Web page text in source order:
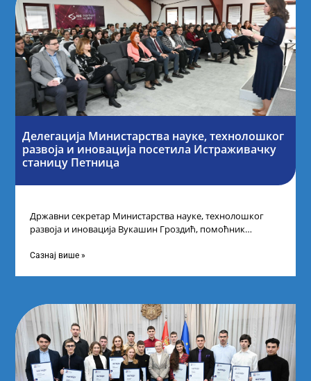
Делегација Министарства науке, технолошког
развоја и иновација посетила Истраживачку
станицу Петница
Државни секретар Министарства науке, технолошког
развоја и иновација Вукашин Гроздић, помоћник
промоцију
Сазнај више »